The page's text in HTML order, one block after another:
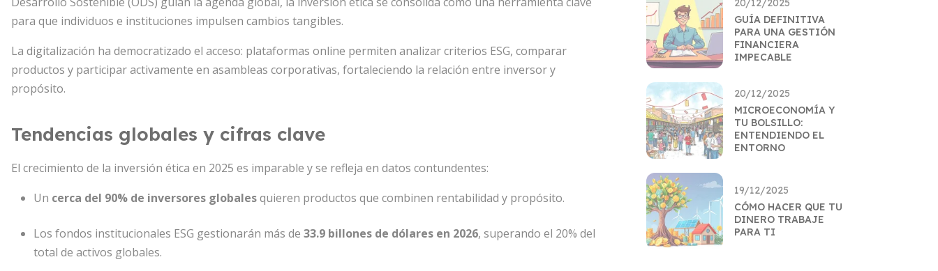
para que individuos e instituciones impulsen cambios tangibles.
La digitalización ha democratizado el acceso: plataformas online permiten analizar criterios ESG, comparar
productos y participar activamente en asambleas corporativas, fortaleciendo la relación entre inversor y
propósito.
Tendencias globales y cifras clave
El crecimiento de la inversión ética en 2025 es imparable y se refleja en datos contundentes:
Un cerca del 90% de inversores globalesquieren productos que combinen rentabilidad y propósito.
Los fondos institucionales ESG gestionarán más de 33.9 billones de dólares en 2026, superando el 20% del
total de activos globales.
20/12/2025
GUÍA DEFINITIVA
PARA UNA GESTIÓN
FINANCIERA
IMPECABLE
20/12/2025
MICROECONOMÍA Y
TU BOLSILLO:
ENTENDIENDO EL
ENTORNO
19/12/2025
CÓMO HACER QUE TU
DINERO TRABAJE
PARA TI